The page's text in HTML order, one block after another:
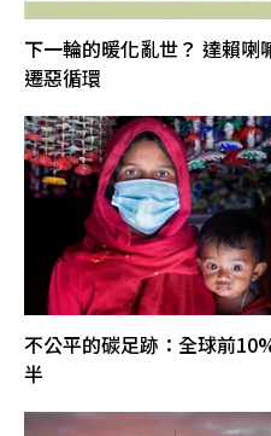
下一輪的暖化亂世？ 達賴
遷惡循環
不公平的碳足跡：全球前
半